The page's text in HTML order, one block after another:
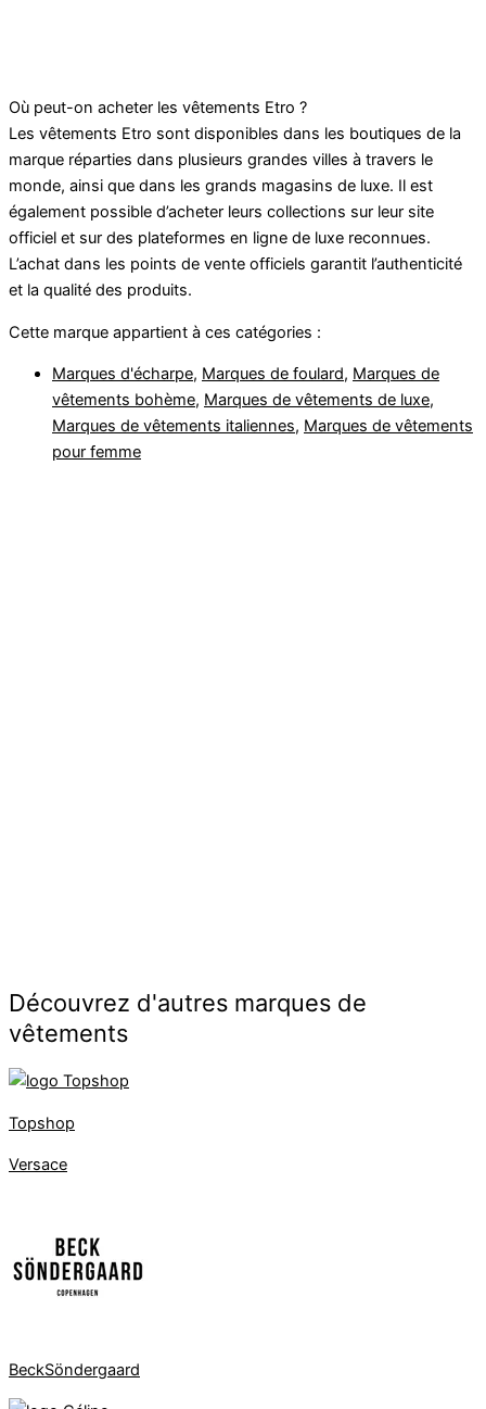
Où peut-on acheter les vêtements Etro ?
Les vêtements Etro sont disponibles dans les boutiques de la
marque réparties dans plusieurs grandes villes à travers le
monde, ainsi que dans les grands magasins de luxe. Il est
également possible d’acheter leurs collections sur leur site
officiel et sur des plateformes en ligne de luxe reconnues.
L’achat dans les points de vente officiels garantit l’authenticité
et la qualité des produits.
Cette marque appartient à ces catégories :
Marques d'écharpe, Marques de foulard, Marques de
vêtements bohème, Marques de vêtements de luxe,
Marques de vêtements italiennes, Marques de vêtements
pour femme
Découvrez d'autres marques de
vêtements
Topshop
Versace
BeckSöndergaard